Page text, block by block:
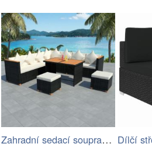
Zahradní sedací souprava 29 ks Dekorhome